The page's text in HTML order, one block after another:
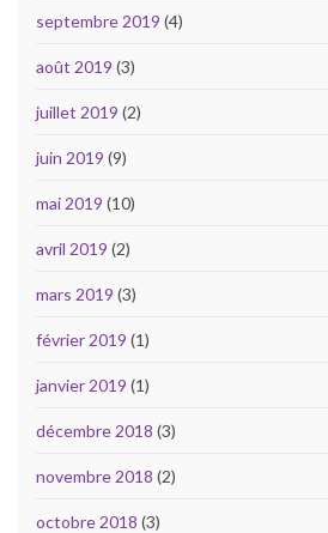
septembre 2019 (4)
août 2019 (3)
juillet 2019 (2)
juin 2019 (9)
mai 2019 (10)
avril 2019 (2)
mars 2019 (3)
février 2019 (1)
janvier 2019 (1)
décembre 2018 (3)
novembre 2018 (2)
octobre 2018 (3)